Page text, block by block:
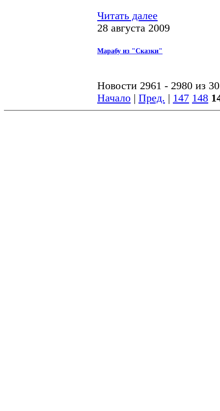
Читать далее
28 августа 2009
Марабу из "Сказки"
Новости 2961 - 2980 из
Начало | Пред. | 147 148